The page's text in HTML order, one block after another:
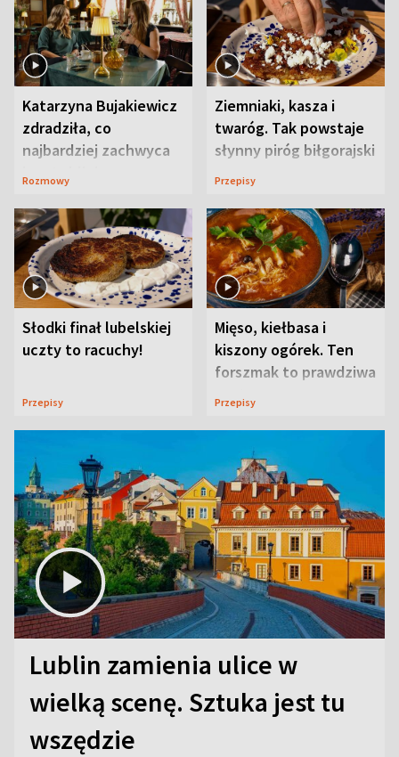
Katarzyna Bujakiewicz
zdradziła, co
najbardziej zachwyca
ją w Lublinie
Rozmowy
Ziemniaki, kasza i
twaróg. Tak powstaje
słynny piróg biłgorajski
Przepisy
Słodki finał lubelskiej
uczty to racuchy!
Przepisy
Mięso, kiełbasa i
kiszony ogórek. Ten
forszmak to prawdziwa
uczta
Przepisy
Lublin zamienia ulice w
wielką scenę. Sztuka jest tu
wszędzie